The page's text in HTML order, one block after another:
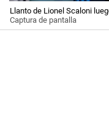
Llanto de Lionel Scaloni
Captura de pantalla